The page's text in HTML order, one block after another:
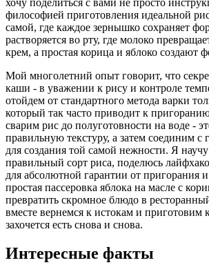
философией приготовления идеальной
самой, где каждое зернышко сохраняет
растворяется во рту, где молоко
крем, а простая корица и яблоко создают
Мой многолетний опыт говорит, что
каши - в уважении к рису и контроле
отойдем от стандартного метода варки
который так часто приводит к
сварим рис до полуготовности на воде -
правильную текстуру, а затем соединим с
для создания той самой нежности. Я
правильный сорт риса, поделюсь
для абсолютной гарантии от пригорания
простая пассеровка яблока на масле с
превратить скромное блюдо в
вместе вернемся к истокам и приготовим
захочется есть снова и снова.
Интересные факты